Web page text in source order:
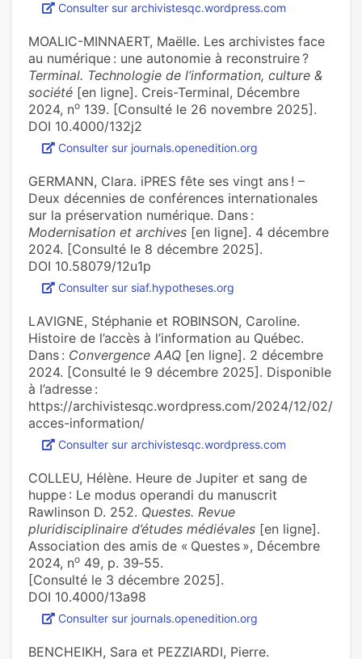
Consulter sur archivistesqc.wordpress.com
MOALIC-MINNAERT, Maëlle. Les archivistes face
au numérique : une autonomie à reconstruire ?
Terminal. Technologie de l’information, culture &
société [en ligne]. Creis-Terminal, Décembre
2024, no 139. [Consulté le 26 novembre 2025].
DOI 10.4000/132j2
Consulter sur journals.openedition.org
GERMANN, Clara. iPRES fête ses vingt ans ! –
Deux décennies de conférences internationales
sur la préservation numérique. Dans :
Modernisation et archives [en ligne]. 4 décembre
2024. [Consulté le 8 décembre 2025].
DOI 10.58079/12u1p
Consulter sur siaf.hypotheses.org
LAVIGNE, Stéphanie et ROBINSON, Caroline.
Histoire de l’accès à l’information au Québec.
Dans : Convergence AAQ [en ligne]. 2 décembre
2024. [Consulté le 9 décembre 2025]. Disponible
à l’adresse :
https://archivistesqc.wordpress.com/2024/12/02/
acces-information/
Consulter sur archivistesqc.wordpress.com
COLLEU, Hélène. Heure de Jupiter et sang de
huppe : Le modus operandi du manuscrit
Rawlinson D. 252. Questes. Revue
pluridisciplinaire d’études médiévales [en ligne].
Association des amis de « Questes », Décembre
2024, no 49, p. 39‑55.
[Consulté le 3 décembre 2025].
DOI 10.4000/13a98
Consulter sur journals.openedition.org
BENCHEIKH, Sara et PEZZIARDI, Pierre.